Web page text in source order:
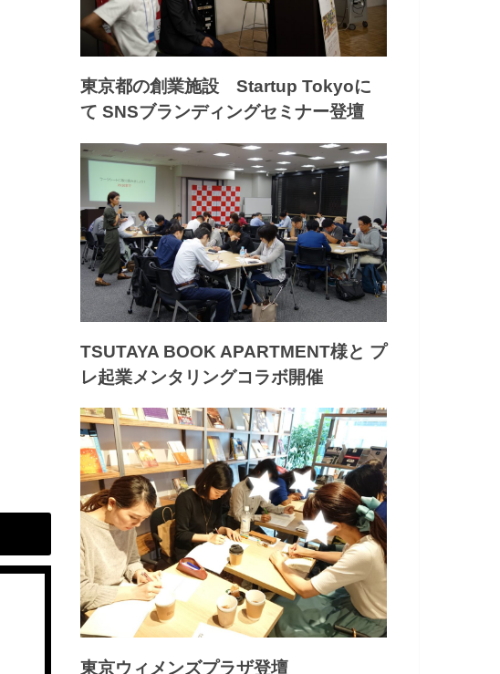
東京都の創業施設 Startup Tokyoに
て SNSブランディングセミナー登壇
TSUTAYA BOOK APARTMENT様と プ
レ起業メンタリングコラボ開催
東京ウィメンズプラザ登壇